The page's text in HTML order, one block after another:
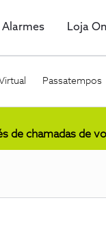
Alarmes Loja
Passatempos
de chamadas de